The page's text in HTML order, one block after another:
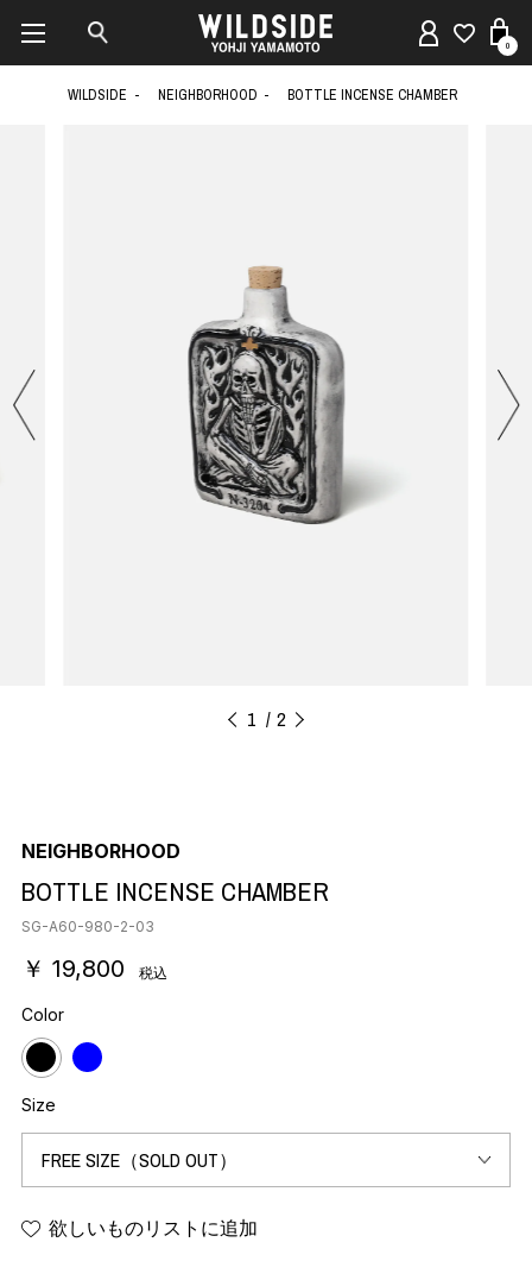
0
WILDSIDE NEIGHBORHOOD BOTTLE INCENSE CHAMBER
1 2
NEIGHBORHOOD
BOTTLE INCENSE CHAMBER
SG-A60-980-2-03
￥ 19,800 税込
Color
Size
欲しいものリストに追加